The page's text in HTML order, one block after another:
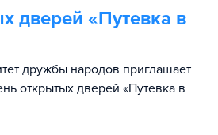
дверей «Путевка в
дружбы народов приглашает
открытых дверей «Путевка в